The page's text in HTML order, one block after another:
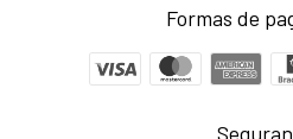
Formas de